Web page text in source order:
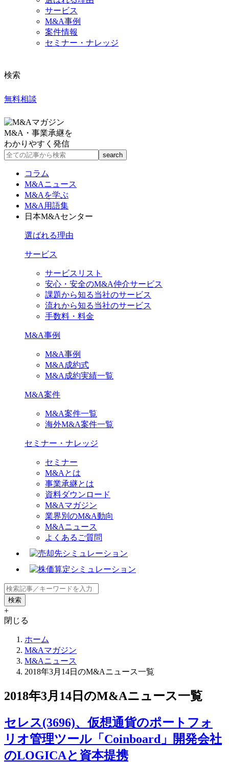
サービス
M&A事例
案件情報
セミナー・ナレッジ
検索
無料相談
M&A・事業承継を
わかりやすく発信
コラム
M&Aニュース
M&Aを学ぶ
M&A用語集
日本M&Aセンター
選ばれる理由
サービス
サービスリスト
安心・安全のM&A仲介サービス
課題から知る当社のサービス
流れから知る当社のサービス
手数料・料金
M&A事例
M&A事例
M&A成約式
M&A成約実績一覧
M&A案件
M&A案件一覧
海外M&A案件一覧
セミナー・ナレッジ
セミナー
M&Aとは
事業承継とは
資料ダウンロード
M&Aマガジン
業界別のM&A動向
M&Aニュース
よくあるご質問
+
閉じる
ホーム
M&Aマガジン
M&Aニュース
2018年3月14日のM&Aニュース一覧
2018年3月14日のM&Aニュース一覧
セレス(3696)、仮想通貨のポートフォ
リオ管理ツール「Coinboard」開発会社
のLOGICAと資本提携